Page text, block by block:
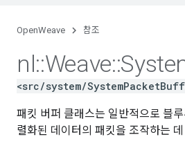
OpenWeave 참조
nl::Weave::
<src/system/
패킷 버퍼 클래스는 일반적으로 블
렬화된 데이터의 패킷을 조작하는